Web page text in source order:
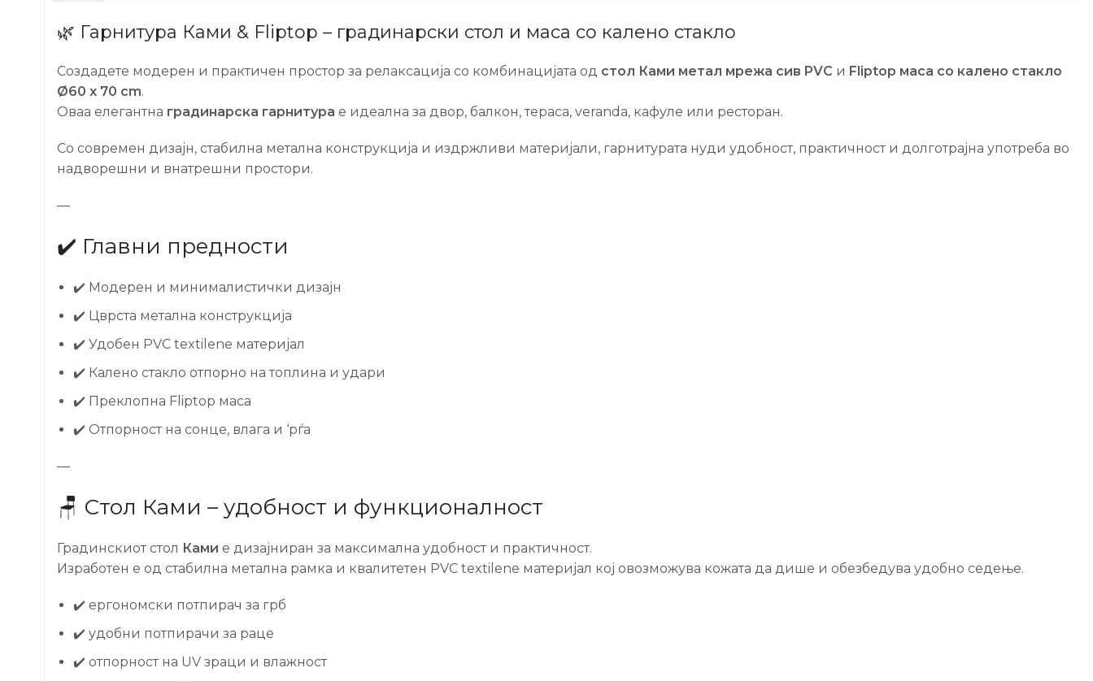
🌿 Гарнитура Ками & Fliptop – градинарски стол и маса со калено стакло
Создадете модерен и практичен простор за релаксација со комбинацијата од стол Ками метал мрежа сив PVC и Fliptop маса со калено стакло
Ø60 x 70 cm.
Оваа елегантна градинарска гарнитура е идеална за двор, балкон, тераса, veranda, кафуле или ресторан.
Со современ дизајн, стабилна метална конструкција и издржливи материјали, гарнитурата нуди удобност, практичност и долготрајна употреба во
надворешни и внатрешни простори.
—
✔️ Главни предности
✔️ Модерен и минималистички дизајн
✔️ Цврста метална конструкција
✔️ Удобен PVC textilene материјал
✔️ Калено стакло отпорно на топлина и удари
✔️ Преклопна Fliptop маса
✔️ Отпорност на сонце, влага и ‘рѓа
—
🪑 Стол Ками – удобност и функционалност
Градинскиот стол Ками е дизајниран за максимална удобност и практичност.
Изработен е од стабилна метална рамка и квалитетен PVC textilene материјал кој овозможува кожата да дише и обезбедува удобно седење.
✔️ ергономски потпирач за грб
✔️ удобни потпирачи за раце
✔️ отпорност на UV зраци и влажност